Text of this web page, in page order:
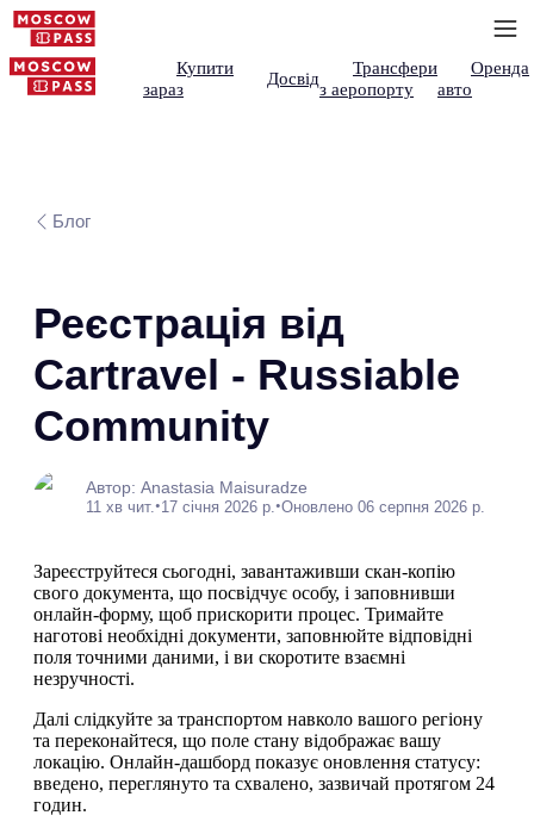
Купити
зараз
Досвід
Трансфери
з аеропорту
Оренда
авто
Блог
Реєстрація від
Cartravel - Russiable
Community
Автор: Anastasia Maisuradze
11 хв чит. •17 січня 2026 р. •Оновлено 06 серпня 2026 р.
Зареєструйтеся сьогодні, завантаживши скан-копію
свого документа, що посвідчує особу, і заповнивши
онлайн-форму, щоб прискорити процес. Тримайте
наготові необхідні документи, заповнюйте відповідні
поля точними даними, і ви скоротите взаємні
незручності.
Далі слідкуйте за транспортом навколо вашого регіону
та переконайтеся, що поле стану відображає вашу
локацію. Онлайн-дашборд показує оновлення статусу:
введено, переглянуто та схвалено, зазвичай протягом 24
годин.